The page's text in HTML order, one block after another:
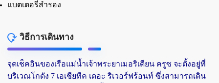
แบตเตอรี่สำรอง
วิธีการเดินทาง
จุดเช็คอินของเรือแม่น้ำเจ้าพระยาเมอริเดียน ครูซ จะตั้งอยู่ที่
บริเวณโกดัง 7 เอเชียทีค เดอะ ริเวอร์ฟร้อนท์ ซึ่งสามารถเดิน